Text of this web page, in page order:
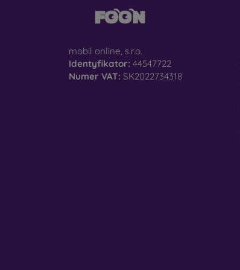
mobil online, s.r.o.
Identyfikator: 44547722
Numer VAT: SK2022734318